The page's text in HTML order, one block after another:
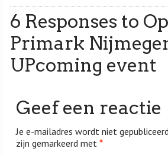
6 Responses to
Primark
UPcoming event
Geef een reactie
Je e-mailadres wordt niet
zijn gemarkeerd met*